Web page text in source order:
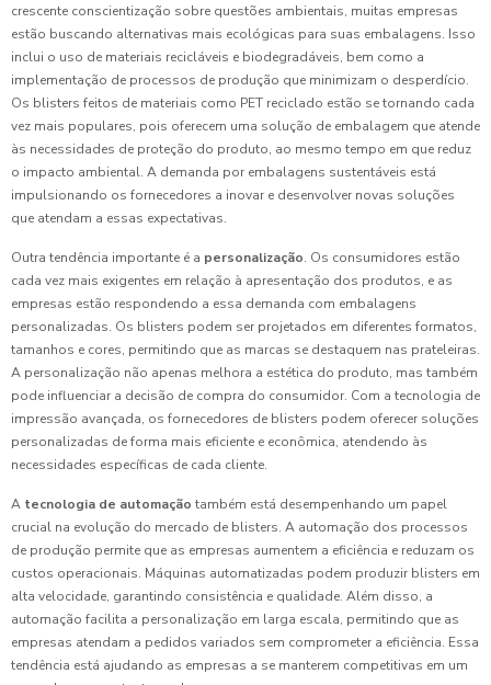
crescente conscientização sobre questões ambientais, muitas empresas
estão buscando alternativas mais ecológicas para suas embalagens. Isso
inclui o uso de materiais recicláveis e biodegradáveis, bem como a
implementação de processos de produção que minimizam o desperdício.
Os blisters feitos de materiais como PET reciclado estão se tornando cada
vez mais populares, pois oferecem uma solução de embalagem que atende
às necessidades de proteção do produto, ao mesmo tempo em que reduz
o impacto ambiental. A demanda por embalagens sustentáveis está
impulsionando os fornecedores a inovar e desenvolver novas soluções
que atendam a essas expectativas.
Outra tendência importante é a personalização. Os consumidores estão
cada vez mais exigentes em relação à apresentação dos produtos, e as
empresas estão respondendo a essa demanda com embalagens
personalizadas. Os blisters podem ser projetados em diferentes formatos,
tamanhos e cores, permitindo que as marcas se destaquem nas prateleiras.
A personalização não apenas melhora a estética do produto, mas também
pode influenciar a decisão de compra do consumidor. Com a tecnologia de
impressão avançada, os fornecedores de blisters podem oferecer soluções
personalizadas de forma mais eficiente e econômica, atendendo às
necessidades específicas de cada cliente.
A tecnologia de automação também está desempenhando um papel
crucial na evolução do mercado de blisters. A automação dos processos
de produção permite que as empresas aumentem a eficiência e reduzam os
custos operacionais. Máquinas automatizadas podem produzir blisters em
alta velocidade, garantindo consistência e qualidade. Além disso, a
automação facilita a personalização em larga escala, permitindo que as
empresas atendam a pedidos variados sem comprometer a eficiência. Essa
tendência está ajudando as empresas a se manterem competitivas em um